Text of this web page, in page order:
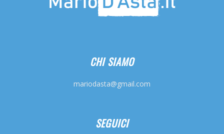
CHI SIAMO
mariodasta@gmail.com
SEGUICI